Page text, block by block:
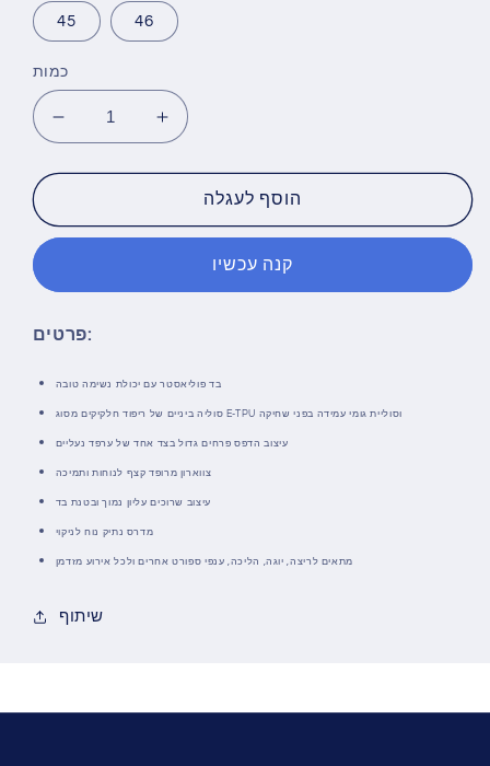
45 46
כמות
הפחת
את
הכמות
סניקרס
Couples
הגדל
את
הכמות
סניקרס
Flower
Couples
הוסף לעגלה
קנה עכשיו
פרטים:
בד פוליאסטר עם יכולת נשימה טובה
סוליה ביניים של ריפוד חלקיקים מסוג E-TPU וסוליית גומי עמידה בפני שחיקה
עיצוב הדפס פרחים גדול בצד אחד של ערפד נעליים
צווארון מרופד קצף לנוחות ותמיכה
עיצוב שרוכים עליון נמוך ובטנת בד
מדרס נתיק נוח לניקוי
מתאים לריצה, יוגה, הליכה, ענפי ספורט אחרים ולכל אירוע מזדמן
שיתוף